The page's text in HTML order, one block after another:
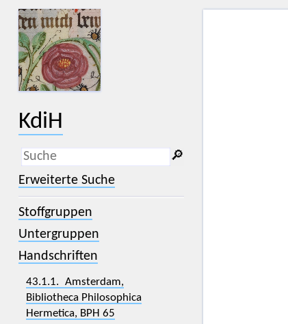
KdiH
_
(der Unterstrich) ist Platzhalter für
genau ein Zeichen.
% (das Prozentzeichen) ist Platzhalter
für kein, ein oder mehr als ein
🔎︎
Erweiterte Suche
Stoffgruppen
Untergruppen
Handschriften
43.1.1. Amsterdam,
Bibliotheca Philosophica
Hermetica, BPH 65